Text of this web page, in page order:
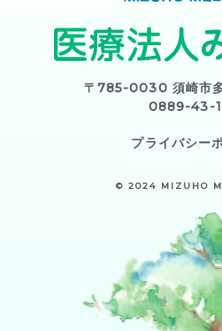
〒785-0030 須崎市
0889-43-
プライバシー
© 2024 MIZUHO